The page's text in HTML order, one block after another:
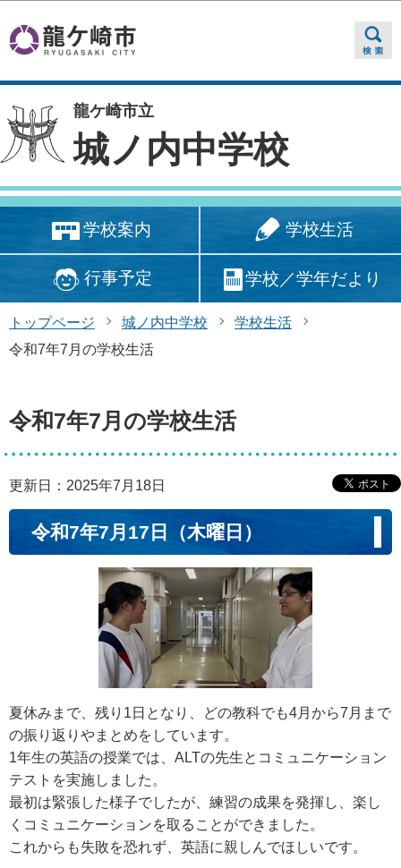
龍ケ崎市立
城ノ内中学校
学校案内 学校生活
行事予定 学校／学年だより
トップページ 城ノ内中学校
学校生活
令和7年7月の学校生活
令和7年7月の学校生活
更新日：2025年7月18日
令和7年7月17日（木曜日）
夏休みまで、残り1日となり、どの教科でも4月から7月まで
の振り返りやまとめをしています。
1年生の英語の授業では、ALTの先生とコミュニケーション
テストを実施しました。
最初は緊張した様子でしたが、練習の成果を発揮し、楽し
くコミュニケーションを取ることができました。
これからも失敗を恐れず、英語に親しんでほしいです。